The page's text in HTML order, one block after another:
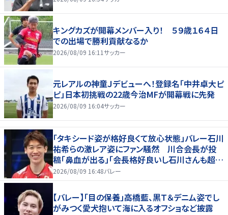
キングカズが開幕メンバー入り！ ５９歳１６４日
での出場で勝利貢献なるか
2026/08/09 16:11サッカー
元レアルの神童Ｊデビューへ！登録名「中井卓大ピ
ピ」日本初挑戦の22歳今治MFが開幕戦に先発
2026/08/09 16:04サッカー
「タキシード姿が格好良くて放心状態」バレー石川
祐希らの激レア姿にファン騒然 川合会長が投
稿「鼻血が出る」「会長格好良いし石川さんも超格
好いい」
2026/08/09 16:48バレー
【バレー】「目の保養」高橋藍、黒Ｔ＆デニム姿でし
がみつく愛犬抱いて海に入るオフショなど披露